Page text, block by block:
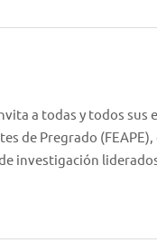
a todas y todos
de Pregrado
investigación